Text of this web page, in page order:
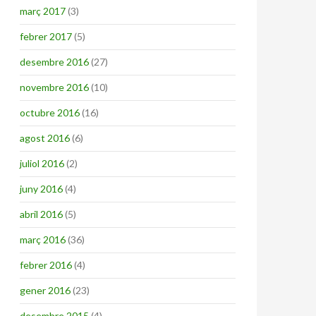
març 2017(3)
febrer 2017(5)
desembre 2016(27)
novembre 2016(10)
octubre 2016(16)
agost 2016(6)
juliol 2016(2)
juny 2016(4)
abril 2016(5)
març 2016(36)
febrer 2016(4)
gener 2016(23)